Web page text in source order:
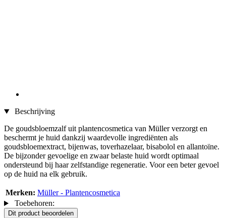
Beschrijving
De goudsbloemzalf uit plantencosmetica van Müller verzorgt en
beschermt je huid dankzij waardevolle ingrediënten als
goudsbloemextract, bijenwas, toverhazelaar, bisabolol en allantoïne.
De bijzonder gevoelige en zwaar belaste huid wordt optimaal
ondersteund bij haar zelfstandige regeneratie. Voor een beter gevoel
op de huid na elk gebruik.
Merken: Müller - Plantencosmetica
Toebehoren:
Dit product beoordelen